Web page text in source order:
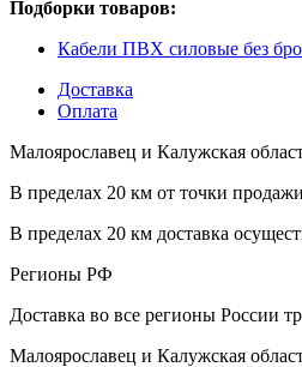
Подборки товаров:
Кабели ПВХ силовые без
Доставка
Оплата
Малоярославец и Калужская
В пределах 20 км от точки
В пределах 20 км доставка
Регионы РФ
Доставка во все регионы России
Малоярославец и Калужская